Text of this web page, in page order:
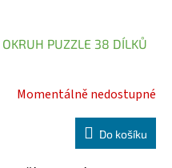
PUZZLE 38 DÍLKŮ
Momentálně nedostupné
Do košíku